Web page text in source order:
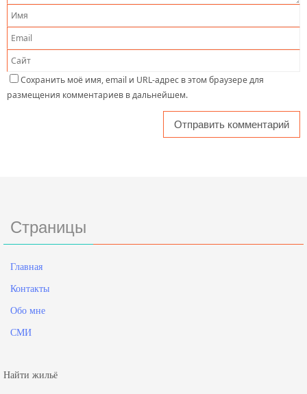
Сохранить моё имя, email и URL-адрес в этом браузере для
размещения комментариев в дальнейшем.
Страницы
Главная
Контакты
Обо мне
СМИ
Найти жильё